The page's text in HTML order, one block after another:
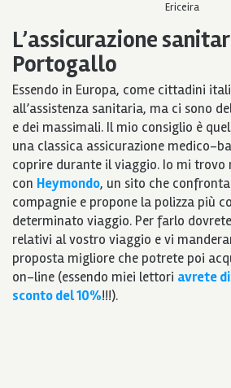
Ericeira
L’assicurazione
Portogallo
Essendo in Europa, come cittadini
all’assistenza sanitaria, ma ci sono
e dei massimali. Il mio consiglio è
una classica assicurazione medico-
coprire durante il viaggio. Io mi trovo
con Heymondo, un sito che
compagnie e propone la polizza più
determinato viaggio. Per farlo
relativi al vostro viaggio e vi
proposta migliore che potrete poi
on-line (essendo miei lettori avrete
sconto del 10%!!!).